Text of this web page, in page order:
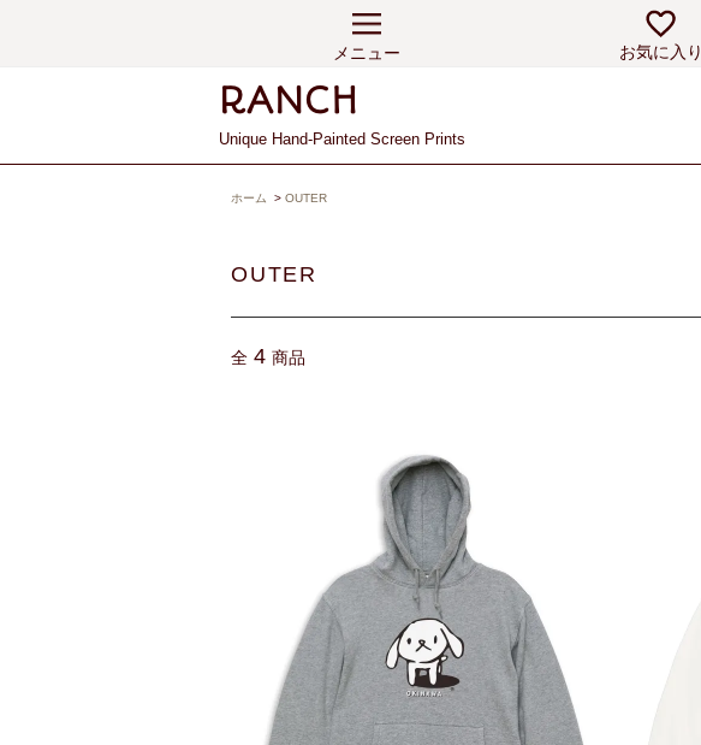
メニュー お気に入り
Unique Hand-Painted Screen Prints
ホーム > OUTER
OUTER
全 4 商品